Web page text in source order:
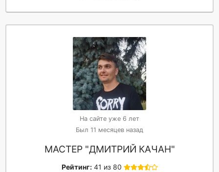
На сайте уже 6 лет
Был 11 месяцев назад
МАСТЕР "ДМИТРИЙ КАЧАН"
Рейтинг: 41 из 80